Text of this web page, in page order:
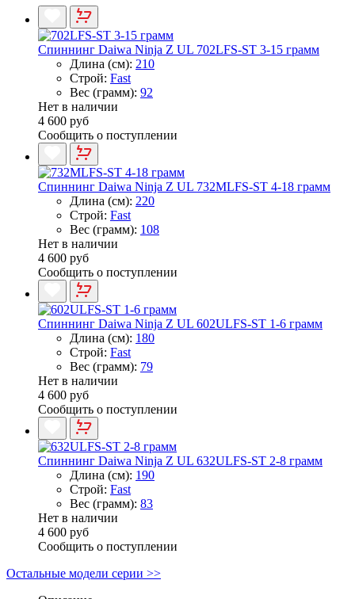
Спиннинг Daiwa Ninja Z UL 702LFS-ST 3-15 грамм
Длина (см): 210
Строй: Fast
Вес (грамм): 92
Нет в наличии
4 600 руб
Сообщить о поступлении
Спиннинг Daiwa Ninja Z UL 732MLFS-ST 4-18 грамм
Длина (см): 220
Строй: Fast
Вес (грамм): 108
Нет в наличии
4 600 руб
Сообщить о поступлении
Спиннинг Daiwa Ninja Z UL 602ULFS-ST 1-6 грамм
Длина (см): 180
Строй: Fast
Вес (грамм): 79
Нет в наличии
4 600 руб
Сообщить о поступлении
Спиннинг Daiwa Ninja Z UL 632ULFS-ST 2-8 грамм
Длина (см): 190
Строй: Fast
Вес (грамм): 83
Нет в наличии
4 600 руб
Сообщить о поступлении
Остальные модели серии >>